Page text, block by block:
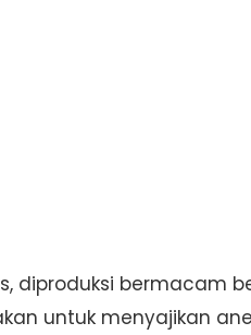
diproduksi bermacam
untuk menyajikan